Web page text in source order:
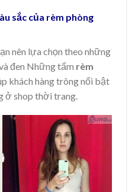
sắc của rèm phòng
nên lựa chọn theo những
đen Những tấm rèm
khách hàng trông nổi bật
shop thời trang.